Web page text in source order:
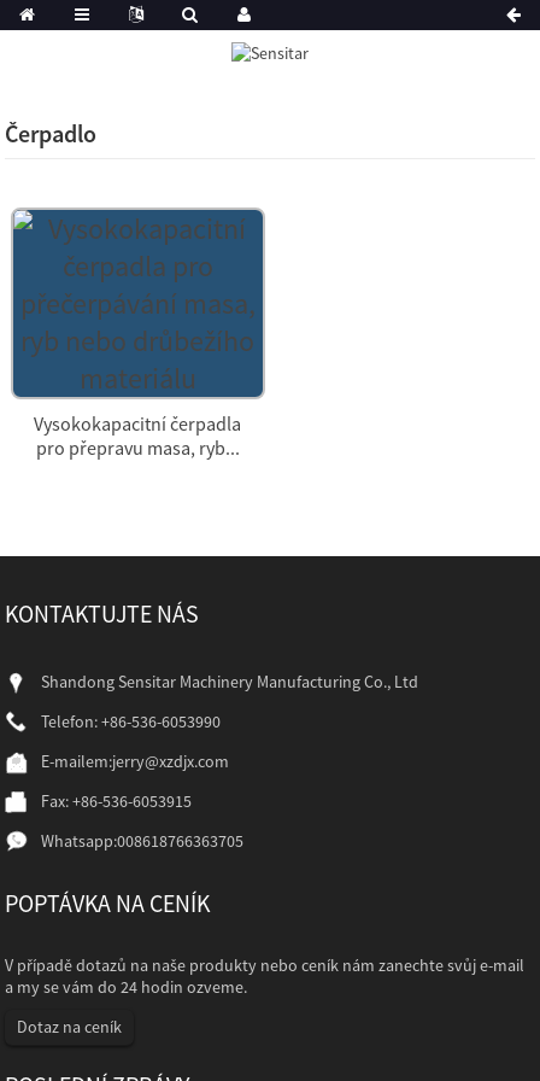
Čerpadlo
Vysokokapacitní čerpadla
pro přepravu masa, ryb...
KONTAKTUJTE NÁS
Shandong Sensitar Machinery Manufacturing Co., Ltd
Telefon: +86-536-6053990
E-mailem:jerry@xzdjx.com
Fax: +86-536-6053915
Whatsapp:008618766363705
POPTÁVKA NA CENÍK
V případě dotazů na naše produkty nebo ceník nám zanechte svůj e-mail
a my se vám do 24 hodin ozveme.
Dotaz na ceník